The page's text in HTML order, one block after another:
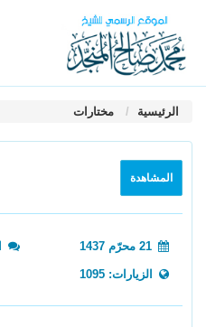
الرئيسية مختارات
المشاهدة
الزيارات: 1095